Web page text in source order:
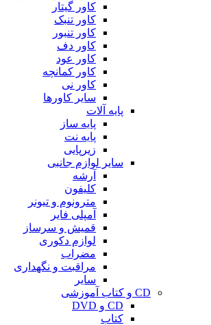
کاور گیتار
کاور تنبک
کاور تنبور
کاور دف
کاور عود
کاور کمانچه
کاور نی
سایر کاورها
پایه آلات
پایه ساز
پایه نت
زیرپایی
سایر لوازم جانبی
آرشه
کلیفون
مترونوم و تیونر
آمپلی فایر
قمیش و سرساز
لوازم دکوری
مضراب
مراقبت و نگهداری
سایر
CD و کتاب آموزشی
CD و DVD
کتاب